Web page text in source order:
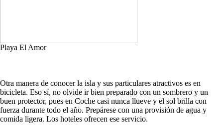
Playa El Amor
Otra manera de conocer la isla y sus particulares atractivos es en
bicicleta. Eso sí, no olvide ir bien preparado con un sombrero y un
buen protector, pues en Coche casi nunca llueve y el sol brilla con
fuerza durante todo el año. Prepárese con una provisión de agua y
comida ligera. Los hoteles ofrecen ese servicio.